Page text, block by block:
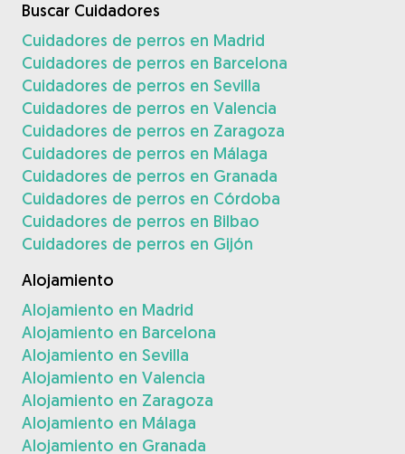
Buscar Cuidadores
Cuidadores de perros en Madrid
Cuidadores de perros en Barcelona
Cuidadores de perros en Sevilla
Cuidadores de perros en Valencia
Cuidadores de perros en Zaragoza
Cuidadores de perros en Málaga
Cuidadores de perros en Granada
Cuidadores de perros en Córdoba
Cuidadores de perros en Bilbao
Cuidadores de perros en Gijón
Alojamiento
Alojamiento en Madrid
Alojamiento en Barcelona
Alojamiento en Sevilla
Alojamiento en Valencia
Alojamiento en Zaragoza
Alojamiento en Málaga
Alojamiento en Granada